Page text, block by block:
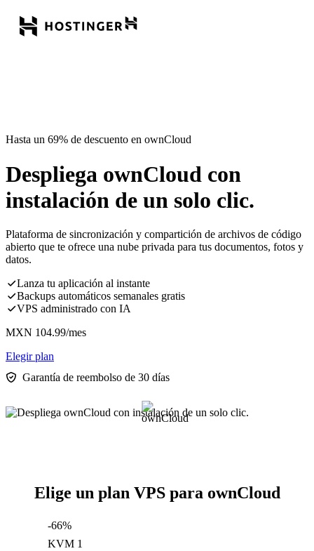
Hasta un 69% de descuento en ownCloud
Despliega ownCloud con
instalación de un solo clic.
Plataforma de sincronización y compartición de archivos de código
abierto que te ofrece una nube privada para tus documentos, fotos y
datos.
Lanza tu aplicación al instante
Backups automáticos semanales gratis
VPS administrado con IA
MXN 104.99/mes
Elegir plan
Garantía de reembolso de 30 días
Elige un plan VPS para ownCloud
-66%
KVM 1